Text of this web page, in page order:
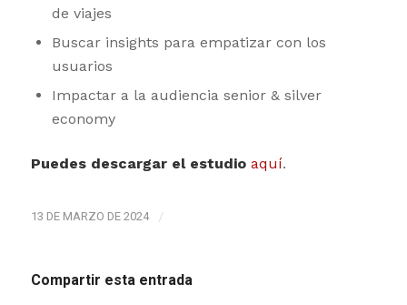
de viajes
Buscar insights para empatizar con los
usuarios
Impactar a la audiencia senior & silver
economy
Puedes descargar el estudio aquí.
13 DE MARZO DE 2024 /
Compartir esta entrada